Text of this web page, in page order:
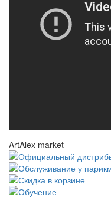
ArtAlex market